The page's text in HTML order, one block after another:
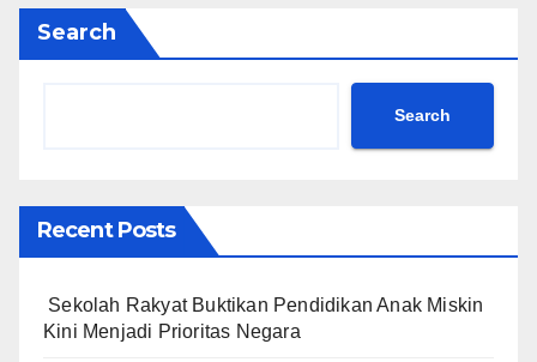
Search
Search
Recent Posts
Sekolah Rakyat Buktikan Pendidikan Anak Miskin
Kini Menjadi Prioritas Negara